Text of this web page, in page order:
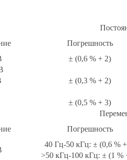
Погрешность
± (0,6 % + 2)
± (0,3 % + 2)
± (0,5 % + 3)
Погрешность
40 Гц-50 кГц: ± (0,6 %
>50 кГц-100 кГц: ± (1 %